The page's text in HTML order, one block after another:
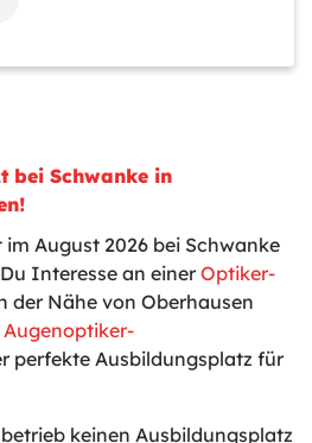
bei Schwanke in
August 2026 bei Schwanke
Interesse an einer Optiker-
der Nähe von Oberhausen
Augenoptiker-
perfekte Ausbildungsplatz für
keinen Ausbildungsplatz